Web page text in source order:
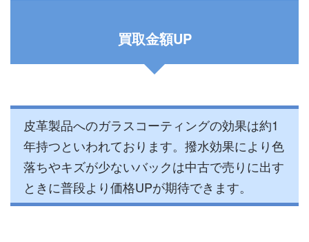
買取金額UP
皮革製品へのガラスコーティングの効果は約1
年持つといわれております。撥水効果により色
落ちやキズが少ないバックは中古で売りに出す
ときに普段より価格UPが期待できます。